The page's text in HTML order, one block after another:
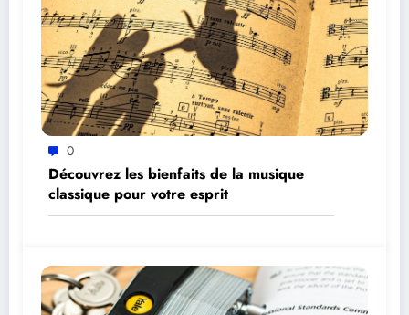
0
Découvrez les bienfaits de la musique
classique pour votre esprit